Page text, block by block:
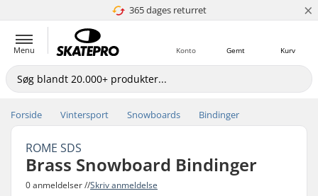
365 dages returret
4.8 ud af 5 ×
Menu Kurv
Gemt
Konto
Forside Vintersport Snowboards Bindinger
ROME SDS
Brass Snowboard Bindinger
0 anmeldelser //Skriv anmeldelse